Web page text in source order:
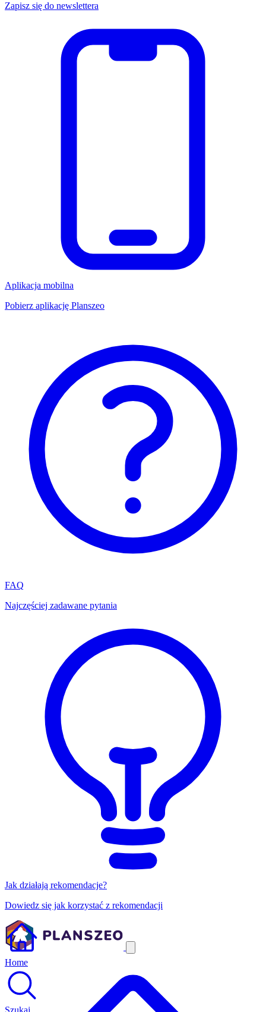
Zapisz się do newslettera
Aplikacja mobilna
Pobierz aplikację Planszeo
FAQ
Najczęściej zadawane pytania
Jak działają rekomendacje?
Dowiedz się jak korzystać z rekomendacji
Home
Szukaj